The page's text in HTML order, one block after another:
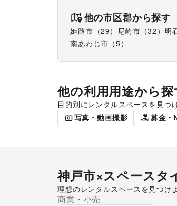
他の市区郡から探す
姫路市 （29 ） 尼崎市 （32 ） 明
南あわじ市 （5）
他の利用用途から探
目的別にレンタルスペースを見つ
ポップアップストア
写真・動画撮影 募金・
神戸市×スペースタ
理想のレンタルスペースを見つけ
ショッピングモール
商業・小売